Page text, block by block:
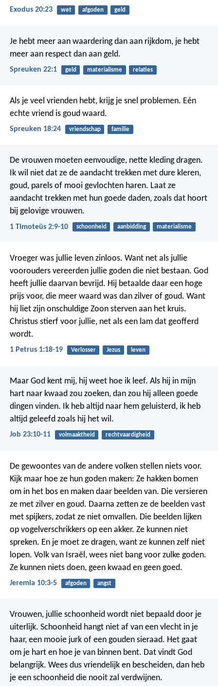
Exodus 20:23 wet afgoden geld
Je hebt meer aan waardering dan aan rijkdom, je hebt
meer aan respect dan aan geld.
Spreuken 22:1 geld materialisme relaties
Als je veel vrienden hebt, krijg je snel problemen. Eén
echte vriend is goud waard.
Spreuken 18:24 vriendschap familie
De vrouwen moeten eenvoudige, nette kleding dragen.
Ik wil niet dat ze de aandacht trekken met dure kleren,
goud, parels of mooi gevlochten haren. Laat ze
aandacht trekken met hun goede daden, zoals dat hoort
bij gelovige vrouwen.
1 Timoteüs 2:9-10 schoonheid aanbidding materialisme
Vroeger was jullie leven zinloos. Want net als jullie
voorouders vereerden jullie goden die niet bestaan. God
heeft jullie daarvan bevrijd. Hij betaalde daar een hoge
prijs voor, die meer waard was dan zilver of goud. Want
hij liet zijn onschuldige Zoon sterven aan het kruis.
Christus stierf voor jullie, net als een lam dat geofferd
wordt.
1 Petrus 1:18-19 Verlosser Jezus leven
Maar God kent mij, hij weet hoe ik leef. Als hij in mijn
hart naar kwaad zou zoeken, dan zou hij alleen goede
dingen vinden. Ik heb altijd naar hem geluisterd, ik heb
altijd geleefd zoals hij het wil.
Job 23:10-11 volmaaktheid rechtvaardigheid
De gewoontes van de andere volken stellen niets voor.
Kijk maar hoe ze hun goden maken: Ze hakken bomen
om in het bos en maken daar beelden van. Die versieren
ze met zilver en goud. Daarna zetten ze de beelden vast
met spijkers, zodat ze niet omvallen. Die beelden lijken
op vogelverschrikkers op een akker. Ze kunnen niet
spreken. En je moet ze dragen, want ze kunnen zelf niet
lopen. Volk van Israël, wees niet bang voor zulke goden.
Ze kunnen niets doen, geen kwaad en geen goed.
Jeremia 10:3-5 afgoden angst
Vrouwen, jullie schoonheid wordt niet bepaald door je
uiterlijk. Schoonheid hangt niet af van een vlecht in je
haar, een mooie jurk of een gouden sieraad. Het gaat
om je hart en hoe je van binnen bent. Dat vindt God
belangrijk. Wees dus vriendelijk en bescheiden, dan heb
je een schoonheid die nooit zal verdwijnen.